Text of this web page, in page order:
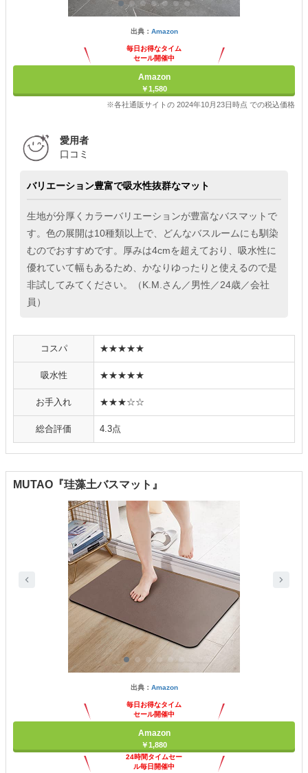
出典： Amazon
毎日お得なタイム
セール開催中
Amazon
￥1,580
※各社通販サイトの 2024年10月23日時点 での税込価格
愛用者
口コミ
バリエーション豊富で吸水性抜群なマット
生地が分厚くカラーバリエーションが豊富なバスマットで
す。色の展開は10種類以上で、どんなバスルームにも馴染
むのでおすすめです。厚みは4cmを超えており、吸水性に
優れていて幅もあるため、かなりゆったりと使えるので是
非試してみてください。（K.M.さん／男性／24歳／会社
員）
コスパ ★★★★★
吸水性 ★★★★★
お手入れ ★★★☆☆
総合評価 4.3点
MUTAO『珪藻土バスマット』
出典： Amazon
毎日お得なタイム
セール開催中
Amazon
￥1,880
24時間タイムセー
ル毎日開催中